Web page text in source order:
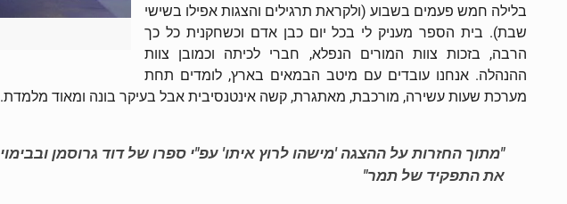
בלילה חמש פעמים בשבוע (ולקראת תרגילים והצגות אפילו בשישי
שבת). בית הספר מעניק לי בכל יום כבן אדם וכשחקנית כל כך
הרבה, בזכות צוות המורים הנפלא, חברי לכיתה וכמובן צוות
ההנהלה. אנחנו עובדים עם מיטב הבמאים בארץ, לומדים תחת
מערכת שעות עשירה, מורכבת, מאתגרת, קשה אינטנסיבית אבל בעיקר בונה ומאוד מלמדת.
את התפקיד של תמר"